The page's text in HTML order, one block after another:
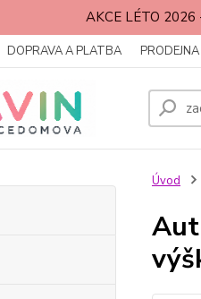
AKCE LÉTO
DOPRAVA A PLATBA PRODEJNA
Úvod